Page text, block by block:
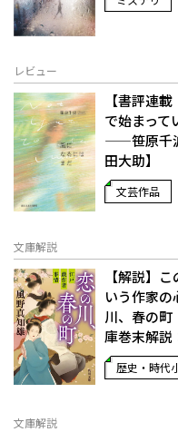
レビュー
【書評連
で始まって
——笹原千
田大助】
文芸作品
文庫解説
【解説】
いう作家の
川、春の
庫巻末解説
歴史・時代
文庫解説